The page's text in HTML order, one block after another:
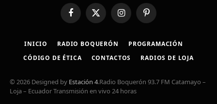
FacebookX
(Twitter)
InstagramPinterest
INICIO RADIO BOQUERÓN
PROGRAMACIÓN
CÓDIGO DE ÉTICA
CONTACTOS RADIOS DE LOJA
© 2026 Designed by Estación 4.Radio Boquerón 93.7 FM Catamayo –
Loja – Ecuador Transmisión en vivo 24 horas